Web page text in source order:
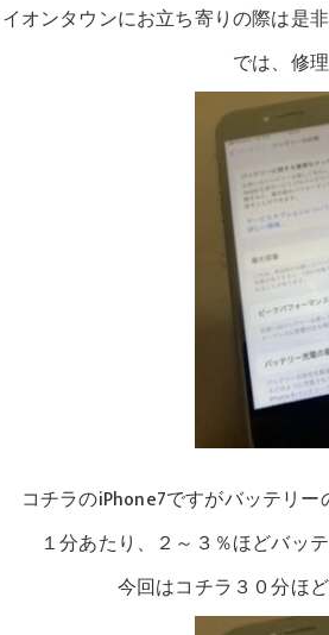
お立ち寄りの際は是非当店
修理紹介で
ですがバッテリーの容量
～３％ほどバッテリーが
３０分ほどお預かり